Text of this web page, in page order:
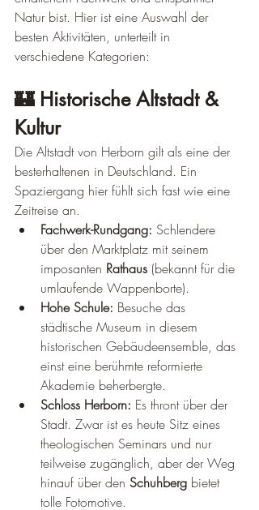
Natur bist. Hier ist eine Auswahl der
besten Aktivitäten, unterteilt in
verschiedene Kategorien:
🏰 Historische Altstadt &
Kultur
Die Altstadt von Herborn gilt als eine der
besterhaltenen in Deutschland. Ein
Spaziergang hier fühlt sich fast wie eine
Zeitreise an.
Fachwerk-Rundgang: Schlendere
über den Marktplatz mit seinem
imposanten Rathaus (bekannt für die
umlaufende Wappenborte).
Hohe Schule: Besuche das
städtische Museum in diesem
historischen Gebäudeensemble, das
einst eine berühmte reformierte
Akademie beherbergte.
Schloss Herborn: Es thront über der
Stadt. Zwar ist es heute Sitz eines
theologischen Seminars und nur
teilweise zugänglich, aber der Weg
hinauf über den Schuhberg bietet
tolle Fotomotive.